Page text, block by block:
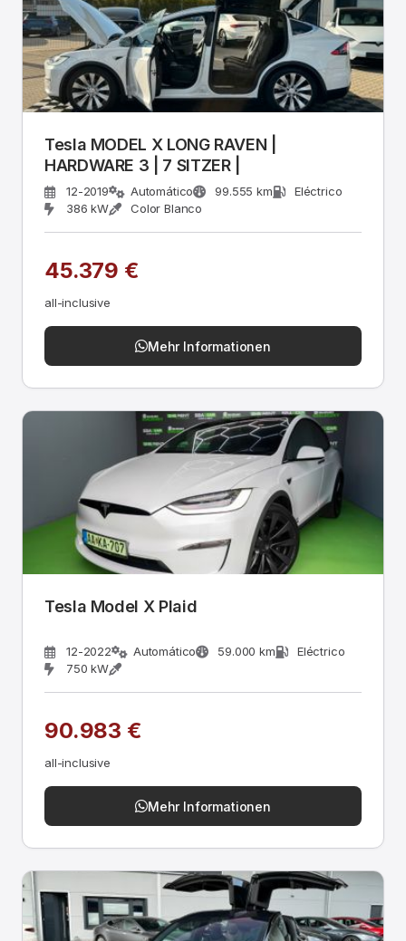
Tesla MODEL X LONG RAVEN |
HARDWARE 3 | 7 SITZER |
12-2019 Automático 99.555 km
Eléctrico
386 kW
Color Blanco
45.379 €
all-inclusive
Mehr Informationen
Tesla Model X Plaid
12-2022 Automático 59.000 km
Eléctrico
750 kW
90.983 €
all-inclusive
Mehr Informationen